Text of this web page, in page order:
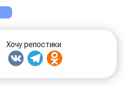
Хочу репостики